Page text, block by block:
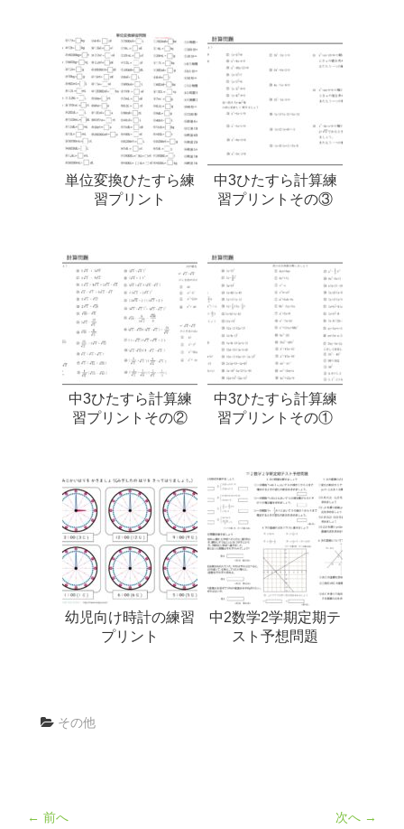
単位変換ひたすら練
習プリント
中3ひたすら計算練
習プリントその③
中3ひたすら計算練
習プリントその②
中3ひたすら計算練
習プリントその①
幼児向け時計の練習
プリント
中2数学2学期定期テ
スト予想問題
その他
← 前へ
次へ →